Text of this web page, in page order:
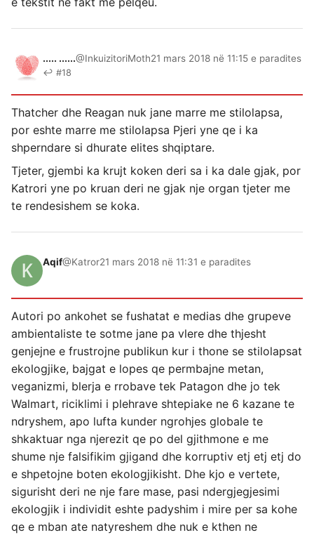
..... ......@InkuizitoriMoth21 mars 2018 në 11:15 e paradites
↩ #18
Thatcher dhe Reagan nuk jane marre me stilolapsa,
por eshte marre me stilolapsa Pjeri yne qe i ka
shperndare si dhurate elites shqiptare.
Tjeter, gjembi ka krujt koken deri sa i ka dale gjak, por
Katrori yne po kruan deri ne gjak nje organ tjeter me
te rendesishem se koka.
Aqif@Katror21 mars 2018 në 11:31 e paradites
Autori po ankohet se fushatat e medias dhe grupeve
ambientaliste te sotme jane pa vlere dhe thjesht
genjejne e frustrojne publikun kur i thone se stilolapsat
ekologjike, bajgat e lopes qe permbajne metan,
veganizmi, blerja e rrobave tek Patagon dhe jo tek
Walmart, riciklimi i plehrave shtepiake ne 6 kazane te
ndryshem, apo lufta kunder ngrohjes globale te
shkaktuar nga njerezit qe po del gjithmone e me
shume nje falsifikim gjigand dhe korruptiv etj etj etj do
e shpetojne boten ekologjikisht. Dhe kjo e vertete,
sigurisht deri ne nje fare mase, pasi ndergjegjesimi
ekologjik i individit eshte padyshim i mire per sa kohe
qe e mban ate natyreshem dhe nuk e kthen ne